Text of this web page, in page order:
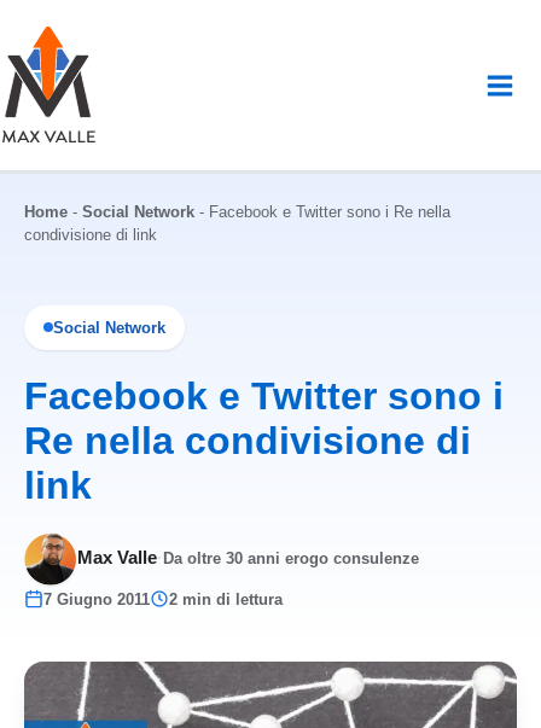
contenuto
Home - Social Network - Facebook e Twitter sono i Re nella
condivisione di link
Social Network
Facebook e Twitter sono i
Re nella condivisione di
link
Max Valle· Da oltre 30 anni erogo consulenze
7 Giugno 2011 2 min di lettura